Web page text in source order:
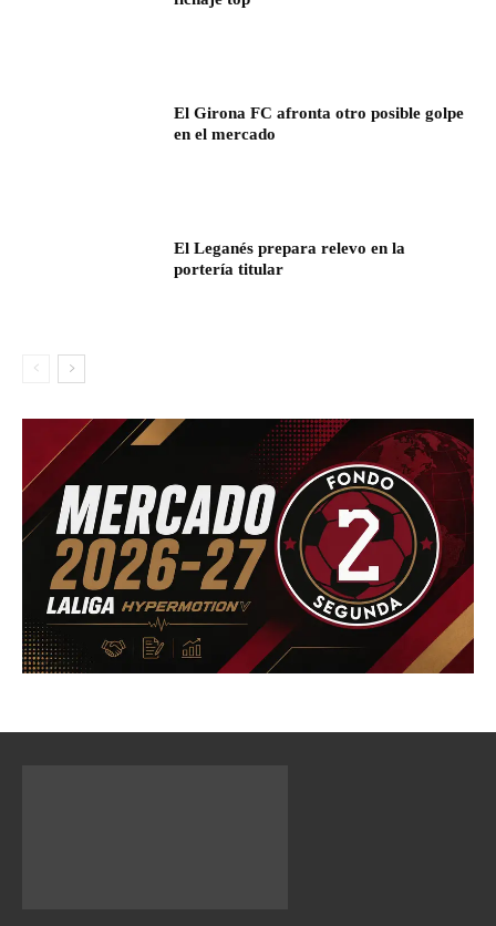
El Girona FC afronta otro posible golpe
en el mercado
El Leganés prepara relevo en la
portería titular